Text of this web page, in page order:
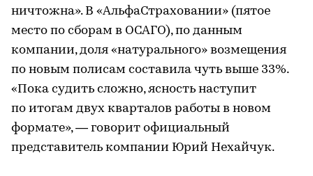
ничтожна». В «АльфаСтраховании» (пятое
место по сборам в ОСАГО), по данным
компании, доля «натурального» возмещения
по новым полисам составила чуть выше 33%.
«Пока судить сложно, ясность наступит
по итогам двух кварталов работы в новом
формате», — говорит официальный
представитель компании Юрий Нехайчук.